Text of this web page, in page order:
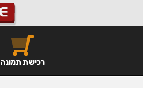
רכישת תמונה